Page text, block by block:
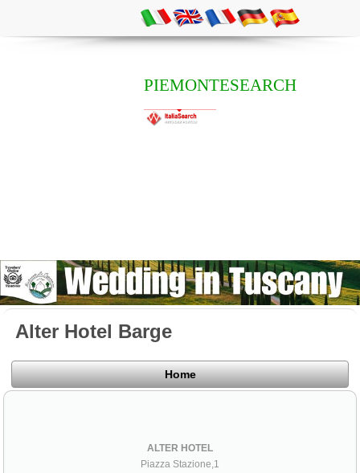
PIEMONTESEARCH
Alter Hotel Barge
Home
ALTER HOTEL
Piazza Stazione,1